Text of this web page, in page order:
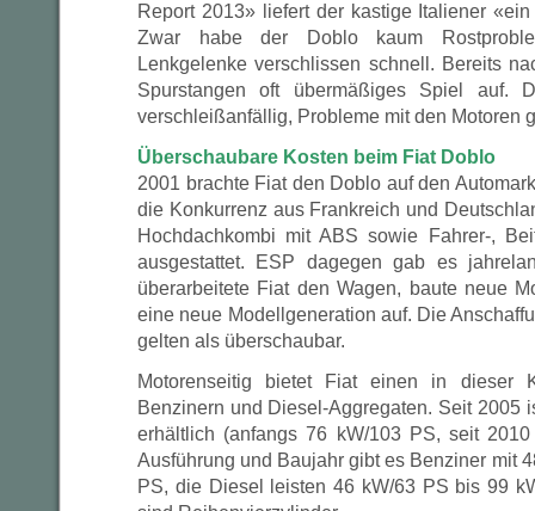
Report 2013» liefert der kastige Italiener
Zwar habe der Doblo kaum
Lenkgelenke verschlissen schnell. Bereits
Spurstangen oft übermäßiges Spiel auf.
verschleißanfällig, Probleme mit den Motoren
Überschaubare Kosten beim Fiat Doblo
2001 brachte Fiat den Doblo auf den
die Konkurrenz aus Frankreich und
Hochdachkombi mit ABS sowie Fahrer-,
ausgestattet. ESP dagegen gab es
überarbeitete Fiat den Wagen, baute neue
eine neue Modellgeneration auf. Die
gelten als überschaubar.
Motorenseitig bietet Fiat einen in dieser
Benzinern und Diesel-Aggregaten. Seit 2005
erhältlich (anfangs 76 kW/103 PS, seit
Ausführung und Baujahr gibt es Benziner mit
PS, die Diesel leisten 46 kW/63 PS bis 99